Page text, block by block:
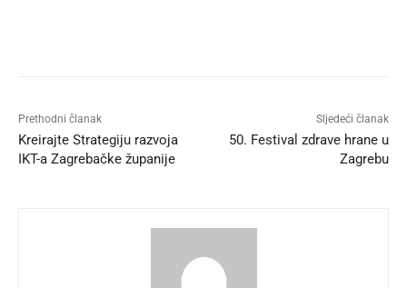
Prethodni članak
Kreirajte Strategiju razvoja
IKT-a Zagrebačke županije
Sljedeći članak
50. Festival zdrave hrane u
Zagrebu